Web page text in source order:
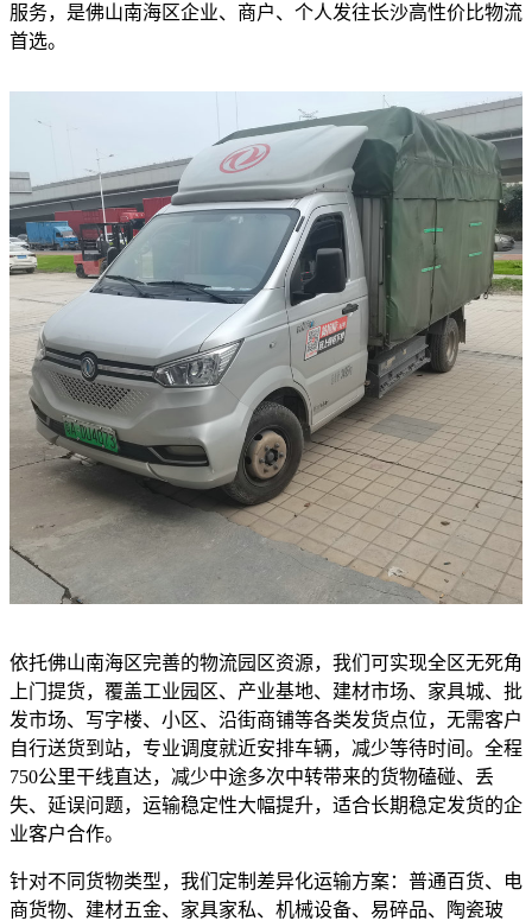
服务，是佛山南海区企业、商户、个人发往长沙高性价比物流
首选。
依托佛山南海区完善的物流园区资源，我们可实现全区无死角
上门提货，覆盖工业园区、产业基地、建材市场、家具城、批
发市场、写字楼、小区、沿街商铺等各类发货点位，无需客户
自行送货到站，专业调度就近安排车辆，减少等待时间。全程
750公里干线直达，减少中途多次中转带来的货物磕碰、丢
失、延误问题，运输稳定性大幅提升，适合长期稳定发货的企
业客户合作。
针对不同货物类型，我们定制差异化运输方案：普通百货、电
商货物、建材五金、家具家私、机械设备、易碎品、陶瓷玻